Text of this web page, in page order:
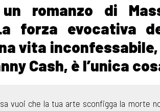
romanzo di
forza evocativa
vita
Cash, è l’unica
vuoi che la tua arte sconfigga la morte